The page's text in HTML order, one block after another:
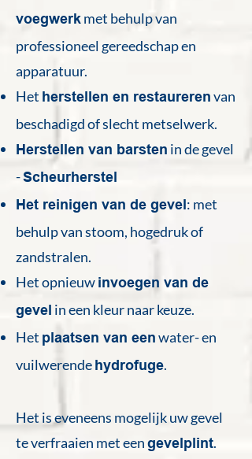
voegwerk met behulp van
professioneel gereedschap en
apparatuur.
Het herstellen en restaureren van
beschadigd of slecht metselwerk.
Herstellen van barsten in de gevel
-Scheurherstel
Het reinigen van de gevel : met
behulp van stoom, hogedruk of
zandstralen.
Het opnieuw invoegen van de
gevel in een kleur naar keuze.
Het plaatsen van een water- en
vuilwerende hydrofuge.
Het is eveneens mogelijk uw gevel
te verfraaien met een gevelplint.